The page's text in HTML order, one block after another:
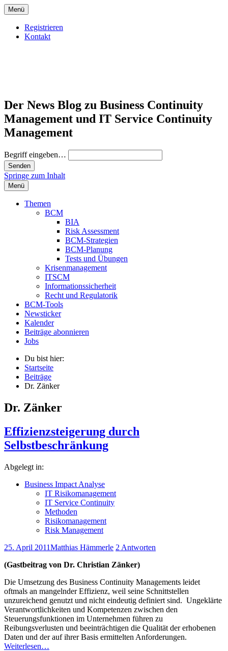
Menü
Registrieren
Kontakt
Der News Blog zu Business Continuity
Management und IT Service Continuity
Management
Begriff eingeben…
Springe zum Inhalt
Menü
Themen
BCM
BIA
Risk Assessment
BCM-Strategien
BCM-Planung
Tests und Übungen
Krisenmanagement
ITSCM
Informationssicherheit
Recht und Regulatorik
BCM-Tools
Newsticker
Kalender
Beiträge abonnieren
Jobs
Du bist hier:
Startseite
Beiträge
Dr. Zänker
Dr. Zänker
Effizienzsteigerung durch
Selbstbeschränkung
Abgelegt in:
Business Impact Analyse
IT Risikomanagement
IT Service Continuity
Methoden
Risikomanagement
Risk Management
25. April 2011Matthias Hämmerle 2 Antworten
(Gastbeitrag von Dr. Christian Zänker)
Die Umsetzung des Business Continuity Managements leidet
oftmals an mangelnder Effizienz, weil seine Schnittstellen
unzureichend genutzt und nicht eindeutig definiert sind. Ungeklärte
Verantwortlichkeiten und Kompetenzen zwischen den
Steuerungsfunktionen im Unternehmen führen zu
Reibungsverlusten und beeinträchtigen die Qualität der erhobenen
Daten und der auf ihrer Basis ermittelten Anforderungen.
Weiterlesen…